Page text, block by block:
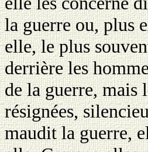
la guerre ou, plus
elle, le plus
derrière les
de la guerre, mais
résignées,
maudit la guerre,